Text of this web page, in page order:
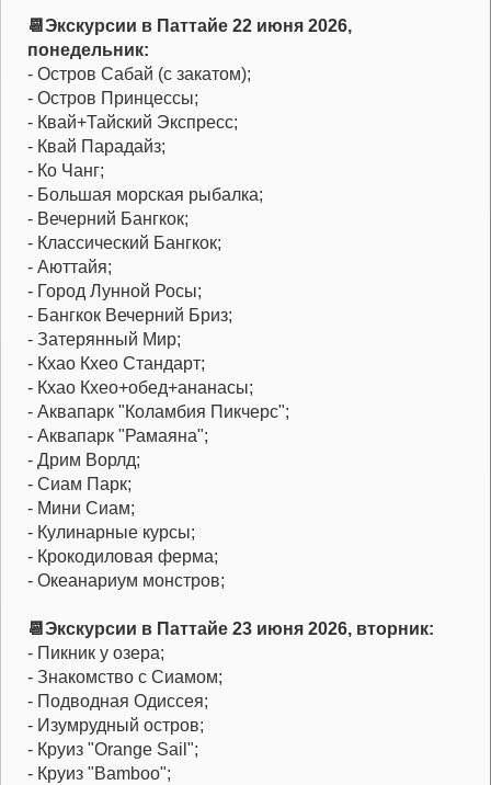
📆Экскурсии в Паттайе 22 июня 2026,
понедельник:
- Остров Сабай (с закатом);
- Остров Принцессы;
- Квай+Тайский Экспресс;
- Квай Парадайз;
- Ко Чанг;
- Большая морская рыбалка;
- Вечерний Бангкок;
- Классический Бангкок;
- Аюттайя;
- Город Лунной Росы;
- Бангкок Вечерний Бриз;
- Затерянный Мир;
- Кхао Кхео Стандарт;
- Кхао Кхео+обед+ананасы;
- Аквапарк "Коламбия Пикчерс";
- Аквапарк "Рамаяна";
- Дрим Ворлд;
- Сиам Парк;
- Мини Сиам;
- Кулинарные курсы;
- Крокодиловая ферма;
- Океанариум монстров;
📆Экскурсии в Паттайе 23 июня 2026, вторник:
- Пикник у озера;
- Знакомство с Сиамом;
- Подводная Одиссея;
- Изумрудный остров;
- Круиз "Orange Sail";
- Круиз "Bamboo";